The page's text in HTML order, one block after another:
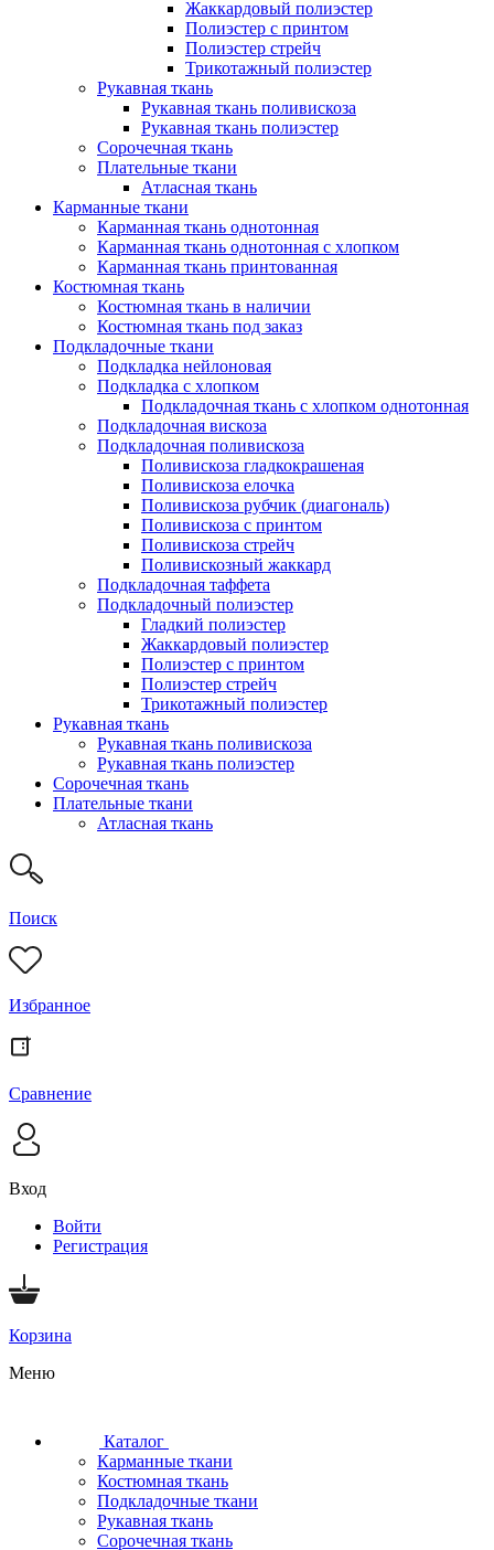
Жаккардовый полиэстер
Полиэстер с принтом
Полиэстер стрейч
Трикотажный полиэстер
Рукавная ткань
Рукавная ткань поливискоза
Рукавная ткань полиэстер
Сорочечная ткань
Плательные ткани
Атласная ткань
Карманные ткани
Карманная ткань однотонная
Карманная ткань однотонная с хлопком
Карманная ткань принтованная
Костюмная ткань
Костюмная ткань в наличии
Костюмная ткань под заказ
Подкладочные ткани
Подкладка нейлоновая
Подкладка с хлопком
Подкладочная ткань с хлопком однотонная
Подкладочная вискоза
Подкладочная поливискоза
Поливискоза гладкокрашеная
Поливискоза елочка
Поливискоза рубчик (диагональ)
Поливискоза с принтом
Поливискоза стрейч
Поливискозный жаккард
Подкладочная таффета
Подкладочный полиэстер
Гладкий полиэстер
Жаккардовый полиэстер
Полиэстер с принтом
Полиэстер стрейч
Трикотажный полиэстер
Рукавная ткань
Рукавная ткань поливискоза
Рукавная ткань полиэстер
Сорочечная ткань
Плательные ткани
Атласная ткань
Поиск
Избранное
Сравнение
Вход
Войти
Регистрация
Корзина
Меню
Каталог
Карманные ткани
Костюмная ткань
Подкладочные ткани
Рукавная ткань
Сорочечная ткань